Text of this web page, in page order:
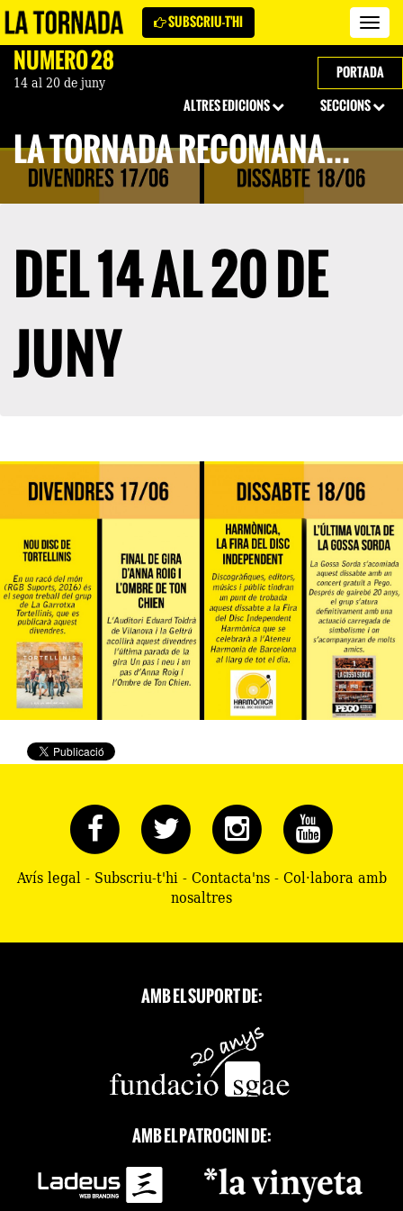
La
SUBSCRIU-T'HI
NÚMERO 28
14 al 20 de juny
PORTADA
SECCIONS
ALTRES EDICIONS
LA TORNADA RECOMANA...
DEL 14 AL 20 DE
JUNY
Avís legal- Subscriu-t'hi-Contacta'ns-Col·labora amb
nosaltres
AMB EL SUPORT DE:
AMB EL PATROCINI DE: